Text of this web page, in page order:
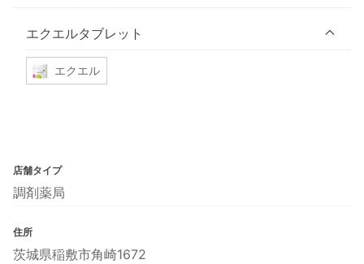
エクエルタブレット
エクエル
店舗タイプ
調剤薬局
住所
茨城県稲敷市角崎1672